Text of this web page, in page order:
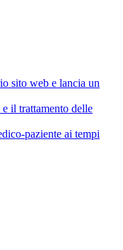
sito web e lancia un
il trattamento delle
paziente ai tempi